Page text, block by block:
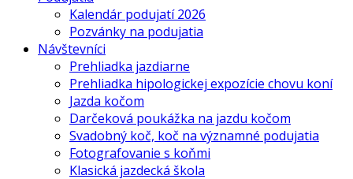
Kalendár podujatí 2026
Pozvánky na podujatia
Návštevníci
Prehliadka jazdiarne
Prehliadka hipologickej expozície chovu koní
Jazda kočom
Darčeková poukážka na jazdu kočom
Svadobný koč, koč na významné podujatia
Fotografovanie s koňmi
Klasická jazdecká škola